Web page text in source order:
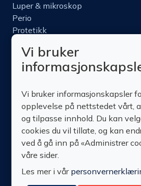
Luper & mikroskop
Perio
Protetikk
Nettbutikk
Om oss
Kontakt oss
Vi bruker
Vi bruker informasjonskapsler
opplevelse på nettstedet vårt,
og tilpasse innhold. Du kan
cookies du vil tillate, og kan
ved å gå inn på «Administrer
våre sider.
Les mer i vår